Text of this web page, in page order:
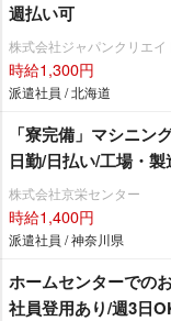
週払い可
株式会社ジャパンクリエ
時給1,300円
派遣社員 / 北海道
「寮完備」マシニン
日勤/日払い/工場・製
株式会社京栄センター
時給1,400円
派遣社員 / 神奈川県
ホームセンターでの
社員登用あり/週3日